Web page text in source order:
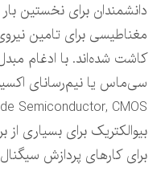
دانشمندان برای نخستین
مغناطیسی برای تامین
کاشت شده‌اند. با ادغام
بیوالکتریک برای بسیاری
برای کارهای پردازش